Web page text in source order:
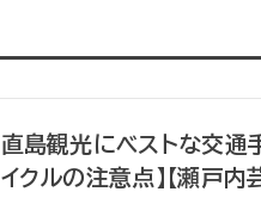
直島観光にベストな交通
イクルの注意点】【瀬戸内